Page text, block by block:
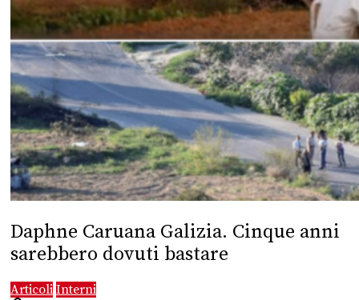
Daphne Caruana Galizia. Cinque anni
sarebbero dovuti bastare
Articoli Interni